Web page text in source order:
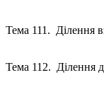
Тема 111. Ділення
Тема 112. Ділення